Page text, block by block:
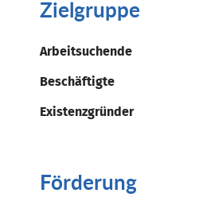
Zielgruppe
Arbeitsuchende
Beschäftigte
Existenzgründer
Förderung